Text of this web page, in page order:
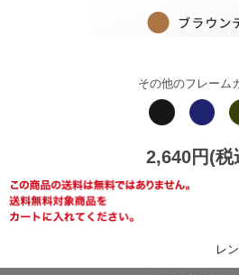
その他のフレーム
2,640円(税
レ